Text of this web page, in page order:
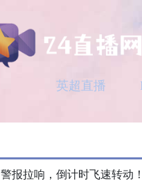
英超直播
警报拉响，倒计时飞速转动